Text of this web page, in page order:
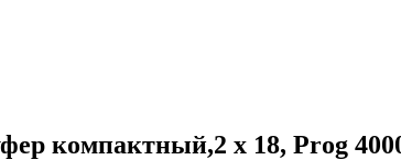
компактный,2 х 18, Prog